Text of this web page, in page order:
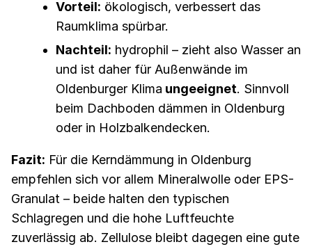
Vorteil: ökologisch, verbessert das
Raumklima spürbar.
Nachteil: hydrophil – zieht also Wasser an
und ist daher für Außenwände im
Oldenburger Klima ungeeignet. Sinnvoll
beim Dachboden dämmen in Oldenburg
oder in Holzbalkendecken.
Fazit: Für die Kerndämmung in Oldenburg
empfehlen sich vor allem Mineralwolle oder EPS-
Granulat – beide halten den typischen
Schlagregen und die hohe Luftfeuchte
zuverlässig ab. Zellulose bleibt dagegen eine gute